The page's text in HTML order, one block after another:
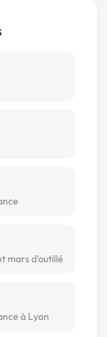
mars d'outillé
à Lyon